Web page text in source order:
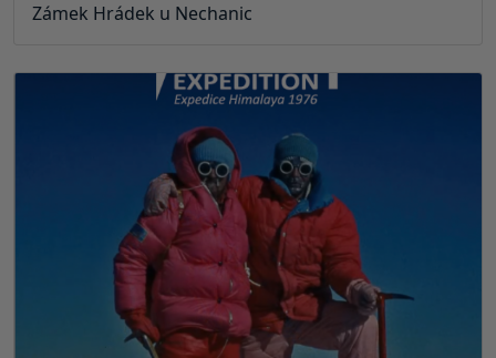
Zámek Hrádek u Nechanic